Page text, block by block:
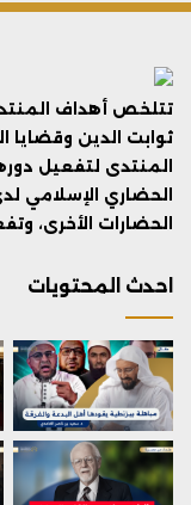
تتلخص أهداف
ثوابت الدين وقضايا
المنتدى لتفعيل
الحضاري الإسلامي
الحضارات الأخرى،
احدث المحتويات